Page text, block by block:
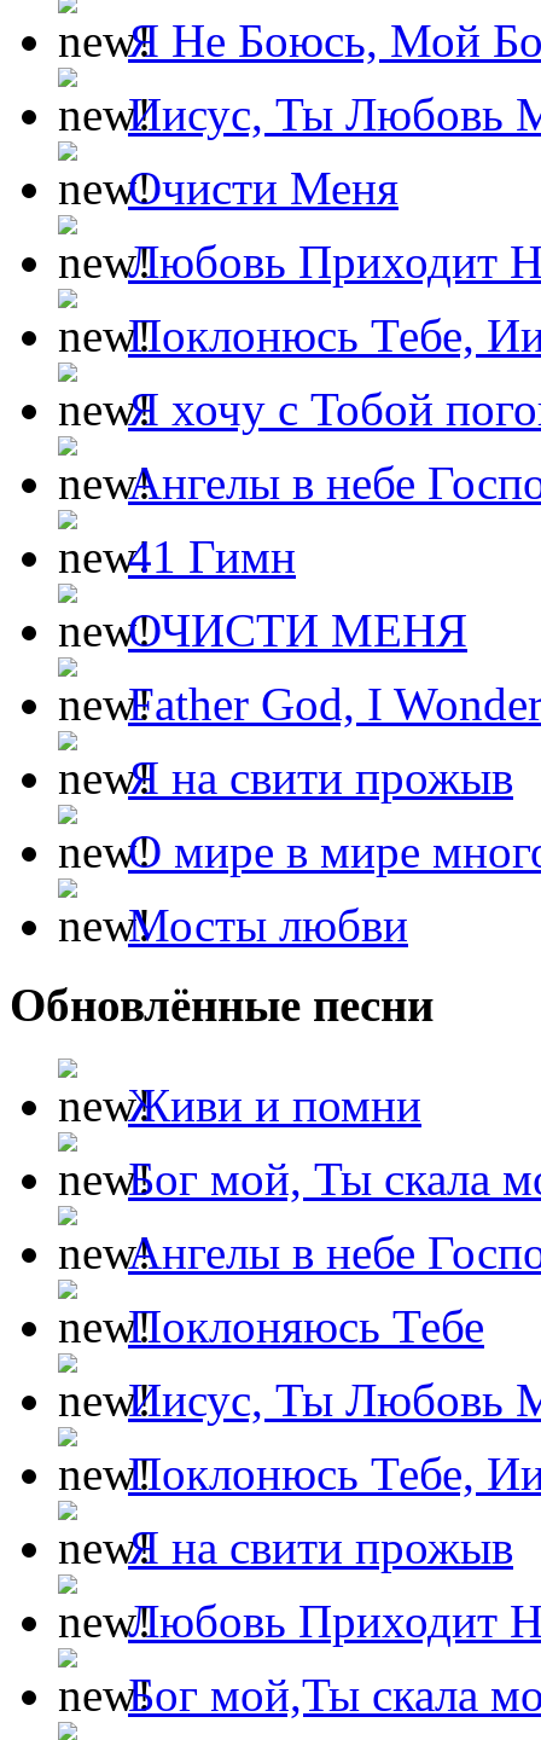
Я Не Боюсь, Мой
Иисус, Ты Любовь
Очисти Меня
Любовь Приходит
Поклонюсь Тебе,
Я хочу с Тобой
Ангелы в небе
41 Гимн
ОЧИСТИ МЕНЯ
Father God, I
Я на свити прожыв
О мире в мире
Мосты любви
Обновлённые песни
Живи и помни
Бог мой, Ты скала
Ангелы в небе
Поклоняюсь Тебе
Иисус, Ты Любовь
Поклонюсь Тебе,
Я на свити прожыв
Любовь Приходит
Бог мой,Ты скала